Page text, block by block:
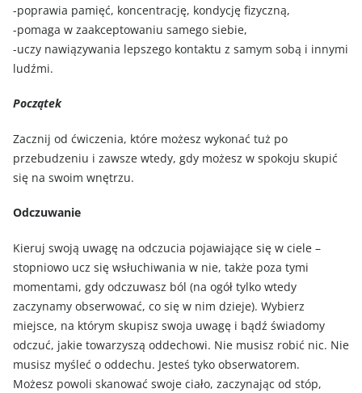
-poprawia pamięć, koncentrację, kondycję fizyczną,
-pomaga w zaakceptowaniu samego siebie,
-uczy nawiązywania lepszego kontaktu z samym sobą i innymi
ludźmi.
Początek
Zacznij od ćwiczenia, które możesz wykonać tuż po
przebudzeniu i zawsze wtedy, gdy możesz w spokoju skupić
się na swoim wnętrzu.
Odczuwanie
Kieruj swoją uwagę na odczucia pojawiające się w ciele –
stopniowo ucz się wsłuchiwania w nie, także poza tymi
momentami, gdy odczuwasz ból (na ogół tylko wtedy
zaczynamy obserwować, co się w nim dzieje). Wybierz
miejsce, na którym skupisz swoja uwagę i bądź świadomy
odczuć, jakie towarzyszą oddechowi. Nie musisz robić nic. Nie
musisz myśleć o oddechu. Jesteś tyko obserwatorem.
Możesz powoli skanować swoje ciało, zaczynając od stóp,